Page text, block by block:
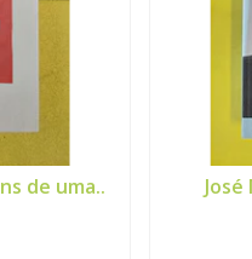
de uma..